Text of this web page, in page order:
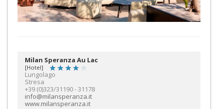
Milan Speranza Au Lac
[Hotel]
Lungolago
Stresa
+39 (0)323/31190 - 31178
info@milansperanza.it
www.milansperanza.it